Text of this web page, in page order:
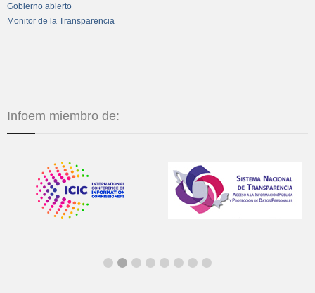
Gobierno abierto
Monitor de la Transparencia
Infoem miembro de: